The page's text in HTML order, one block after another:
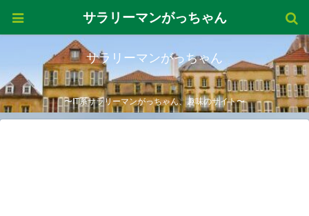
サラリーマンがっちゃん
〜IT系サラリーマンがっちゃん、趣味のサイト〜
サラリーマンがっちゃん